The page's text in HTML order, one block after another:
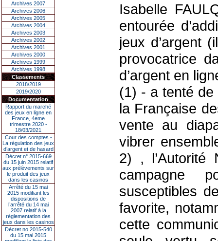
Archives 2007
Archives 2006
Archives 2005
Archives 2004
Archives 2003
Archives 2002
Archives 2001
Archives 2000
Archives 1999
Archives 1998
Classements
2018/2019
2019/2020
Documentation
Rapport du marché
des jeux en ligne en
France, 4eme
trimestre 2020 -
18/03/2021
Cour des comptes -
La régulation des jeux
d’argent et de hasard
Décret n° 2015-669
du 15 juin 2015 relatif
aux prélèvements sur
le produit des jeux
dans les casinos
Arrêté du 15 mai
2015 modifiant les
dispositions de
l’arrêté du 14 mai
2007 relatif à la
réglementation des
jeux dans les casinos
Décret no 2015-540
du 15 mai 2015
Isabelle
entourée
jeux d’argent
provocatrice
d’argent en
(1) - a tenté
la Française
vente au
vibrer
2) , l’Autorité
campagne
susceptibles
favorite,
cette